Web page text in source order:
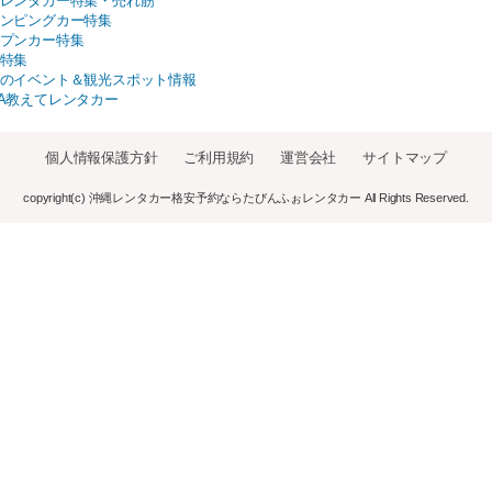
ピングカー特集
ンカー特集
集
イベント＆観光スポット情報
教えてレンタカー
個人情報保護方針 ご利用規約 運営会社 サイトマップ
copyright(c) 沖縄レンタカー格安予約ならたびんふぉレンタカー All Rights Reserved.